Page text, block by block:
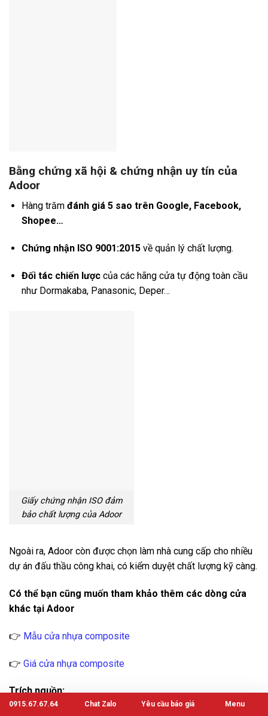
Bằng chứng xã hội & chứng nhận uy tín của
Adoor
Hàng trăm đánh giá 5 sao trên Google, Facebook,
Shopee…
Chứng nhận ISO 9001:2015về quản lý chất lượng.
Đối tác chiến lượccủa các hãng cửa tự động toàn cầu
như Dormakaba, Panasonic, Deper…
Giấy chứng nhận ISO đảm
bảo chất lượng của Adoor
Ngoài ra, Adoor còn được chọn làm nhà cung cấp cho nhiều
dự án đấu thầu công khai, có kiểm duyệt chất lượng kỹ càng.
Có thể bạn cũng muốn tham khảo thêm các dòng cửa
khác tại Adoor
👉 Mẫu cửa nhựa composite
👉 Giá cửa nhựa composite
Trích nguồn:
0915.67.67.64 Chat Zalo Yêu cầu báo giá Menu